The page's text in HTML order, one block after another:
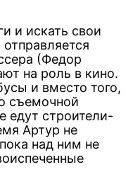
и искать свои
(Федор
на роль в кино.
и вместо того,
съемочной
едут строители-
Артур не
над ним не